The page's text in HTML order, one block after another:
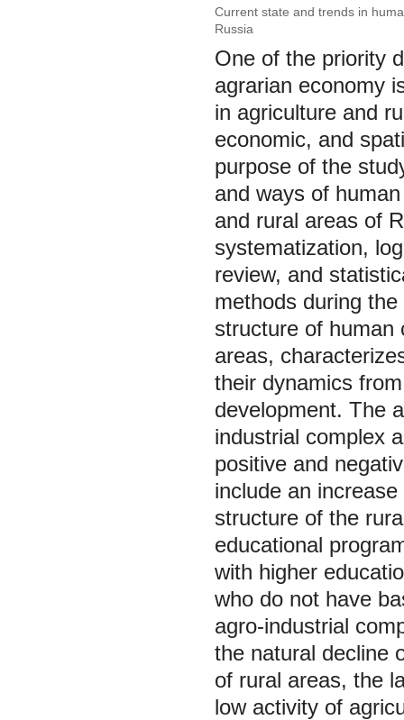
Current state and trends in
Russia
One of the priority
agrarian economy
in agriculture and
economic, and
purpose of the
and ways of
and rural areas of
systematization,
review, and
methods during
structure of human
areas,
their dynamics
development. The
industrial complex
positive and
include an
structure of the
educational
with higher
who do not have
agro-industrial
the natural decline
of rural areas, the
low activity of